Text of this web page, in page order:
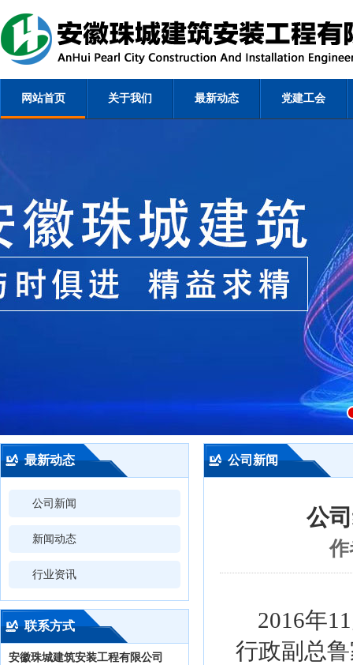
网站首页 关于我们 最新动态 党建工会
最新动态
公司新闻
新闻动态
行业资讯
联系方式
安徽珠城建筑安装工程有限公司
公司新闻
公
2016年
行政副总